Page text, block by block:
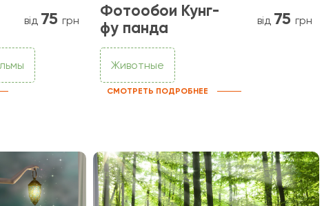
від 75 грн
Фотообои Кунг-
фу панда
від 75 грн
Животные
СМОТРЕТЬ ПОДРОБНЕЕ